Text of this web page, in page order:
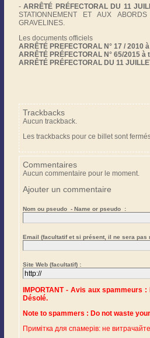
-ARRÊTÉ PRÉFECTORAL DU 11
STATIONNEMENT ET AUX
GRAVELINES.
Les documents officiels
ARRÊTÉ PREFECTORAL N° 17 / 2010
ARRÊTÉ PRÉFECTORAL N° 65/2015
ARRÊTÉ PRÉFECTORAL DU 11
Trackbacks
Aucun trackback.
Les trackbacks pour ce billet sont
Commentaires
Aucun commentaire pour le moment.
Ajouter un commentaire
Nom ou pseudo - Name or pseudo :
Email (facultatif et si présent, il ne sera pas
Site Web (facultatif) :
IMPORTANT - Avis aux
Désolé.
Примітка для спамерів: не